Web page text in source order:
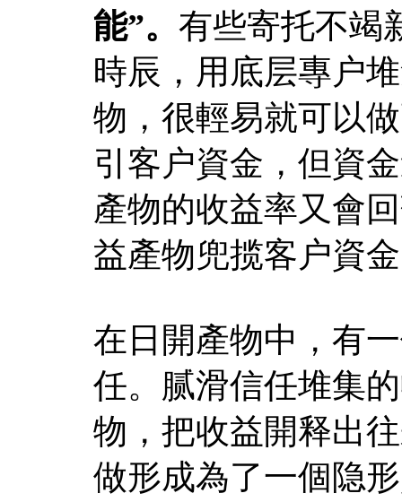
能”。 有些寄托不竭
時辰，用底层專户
物，很輕易就可以
引客户資金，但資
產物的收益率又會
益產物兜揽客户資
在日開產物中，有
任。腻滑信任堆集
物，把收益開释出
做形成為了一個隐